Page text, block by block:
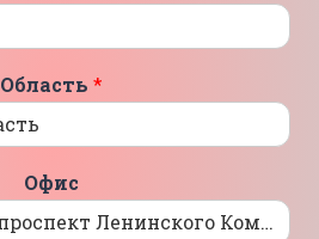
Область *
Офис